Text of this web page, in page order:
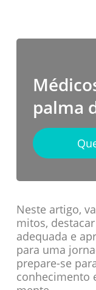
palma
Neste artigo,
mitos,
adequada e
para uma
prepare-se
conhecimento